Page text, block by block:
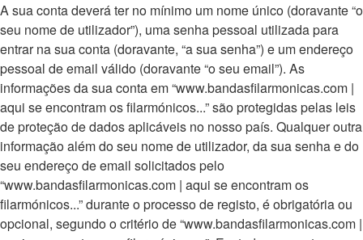
A sua conta deverá ter no mínimo um nome único (doravante “o
seu nome de utilizador”), uma senha pessoal utilizada para
entrar na sua conta (doravante, “a sua senha”) e um endereço
pessoal de email válido (doravante “o seu email”). As
informações da sua conta em “www.bandasfilarmonicas.com |
aqui se encontram os filarmónicos...” são protegidas pelas leis
de proteção de dados aplicáveis no nosso país. Qualquer outra
informação além do seu nome de utilizador, da sua senha e do
seu endereço de email solicitados pelo
“www.bandasfilarmonicas.com | aqui se encontram os
filarmónicos...” durante o processo de registo, é obrigatória ou
opcional, segundo o critério de “www.bandasfilarmonicas.com |